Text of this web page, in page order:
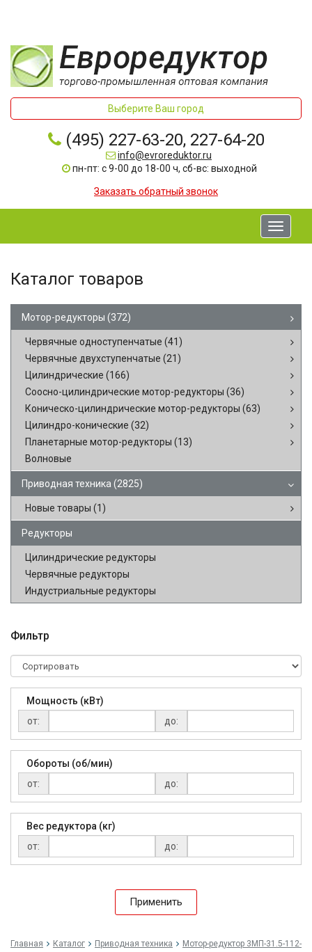
Выберите Ваш город
(495) 227-63-20, 227-64-20
info@evroreduktor.ru
пн-пт: с 9-00 до 18-00 ч, сб-вс: выходной
Заказать обратный звонок
Toggle
Каталог товаров
Мотор-редукторы (372)
Червячные одноступенчатые (41)
Червячные двухступенчатые (21)
Цилиндрические (166)
Соосно-цилиндрические мотор-редукторы (36)
Коническо-цилиндрические мотор-редукторы (63)
Цилиндро-конические (32)
Планетарные мотор-редукторы (13)
Волновые
Приводная техника (2825)
Новые товары (1)
Редукторы
Цилиндрические редукторы
Червячные редукторы
Индустриальные редукторы
Фильтр
Мощность (кВт)
от:
до:
Обороты (об/мин)
от:
до:
Вес редуктора (кг)
от:
до:
Применить
Главная Каталог Приводная техника
Мо­тор-ре­дук­тор 3МП-31.5-112-